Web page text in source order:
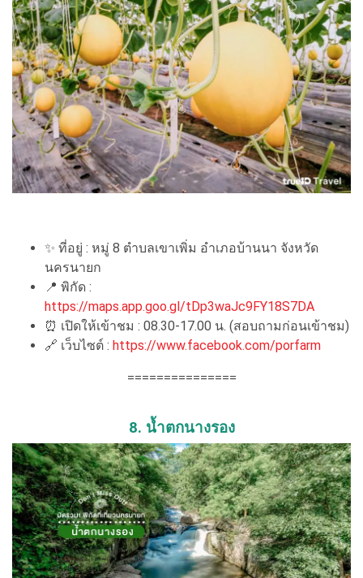
✨ ที่อยู่ : หมู่ 8 ตำบลเขาเพิ่ม อำเภอบ้านนา จังหวัด
นครนายก
📍 พิกัด :
https://maps.app.goo.gl/tDp3waJc9FY18S7DA
⏰ เปิดให้เข้าชม : 08.30-17.00 น. (สอบถามก่อนเข้าชม)
🔗 เว็บไซต์ : https://www.facebook.com/porfarm
===============
8. น้ำตกนางรอง